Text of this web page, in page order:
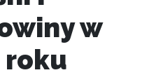
w
roku